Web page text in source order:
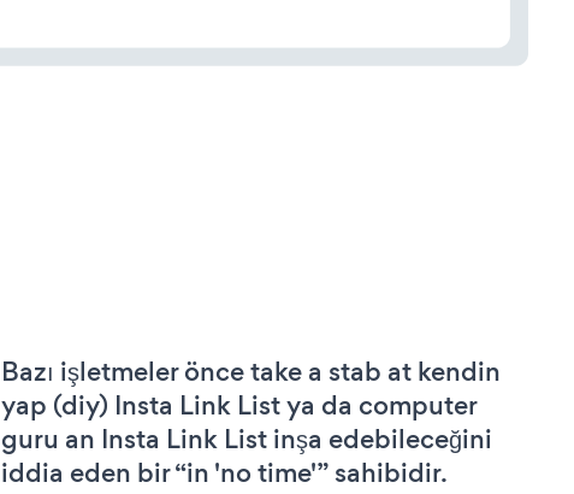
Bazı işletmeler önce take a stab at kendin
yap (diy) Insta Link List ya da computer
guru an Insta Link List inşa edebileceğini
iddia eden bir “in 'no time'” sahibidir.